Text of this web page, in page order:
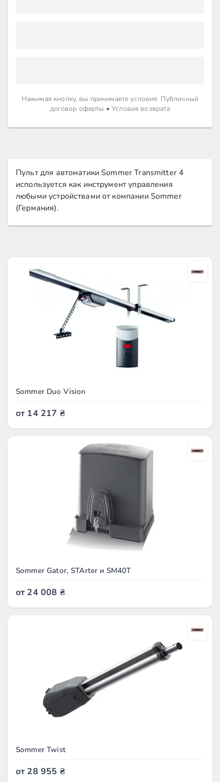
Нажимая кнопку, вы принимаете условия: Публичный
договор оферты •Условия возврата
Пульт для автоматики Sommer Transmitter 4
используется как инструмент управления
любыми устройствами от компании Sommer
(Германия).
Sommer Duo Vision
от 14 217 ₴
Sommer Gator, STArter и SM40T
от 24 008 ₴
Sommer Twist
от 28 955 ₴